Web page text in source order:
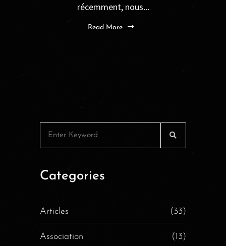
récemment, nous...
Read More
Categories
Articles (33)
Association (13)